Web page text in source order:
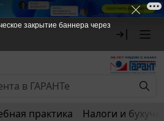
практика Налоги и
закрытие баннера через